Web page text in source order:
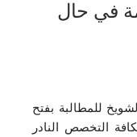
في حال
للمطالبة بفتح
التخصص النادر